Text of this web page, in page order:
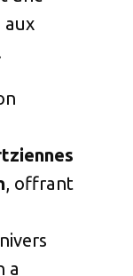
aux
, offrant
a